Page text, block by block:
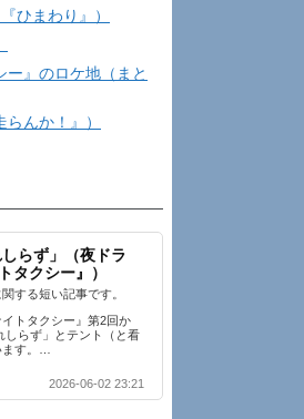
ひまわり』）
』のロケ地（まと
んか！』）
しらず」（夜ドラ
タクシー』）
する短い記事です。
トタクシー』第2回か
しらず」とテント（と看
す。…
2026-06-02 23:21